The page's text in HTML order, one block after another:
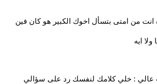
انت من امتى بتسأل اخوك الكبير هو كان فين
ايه
عالي : خلي كلامك لنفسك رد على سؤالي